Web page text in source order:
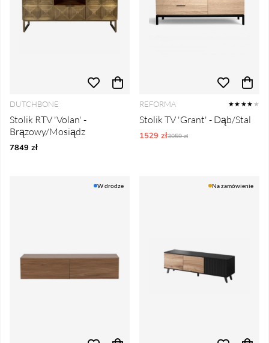
DUTCHBONE
Stolik RTV 'Volan' -
Brązowy/Mosiądz
7849 zł
REFORMA ★★★★ ★
Stolik TV 'Grant' - Dąb/Stal
1529 złOrdynarne ceny:
3059 zł
W drodze Na zamówienie